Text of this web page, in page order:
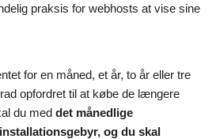
praksis for webhosts at vise sine
for en måned, et år, to år eller tre
opfordret til at købe de længere
du med det månedlige
og du skal